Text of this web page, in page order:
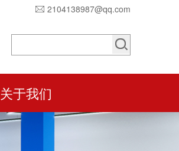
2104138987@qq.com
关于我们